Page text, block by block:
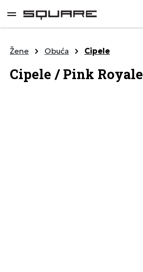
sadržaj
Žene Obuća Cipele
Cipele / Pink Royale